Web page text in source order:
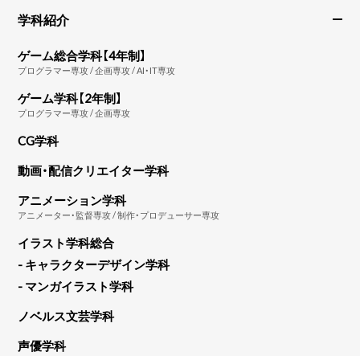
学科紹介
ゲーム総合学科【4年制】
プログラマー専攻 / 企画専攻 / AI・IT専攻
ゲーム学科【2年制】
プログラマー専攻 / 企画専攻
CG学科
動画・配信クリエイター学科
アニメーション学科
アニメーター・監督専攻 / 制作・プロデューサー専攻
イラスト学科総合
- キャラクターデザイン学科
- マンガイラスト学科
ノベルス文芸学科
声優学科